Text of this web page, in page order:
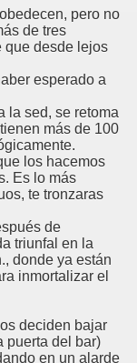
pero no
de tres
que desde lejos
esperado a
la sed, se retoma
más de 100
los hacemos
Es lo más
te tronzaras
de
triunfal en la
donde ya están
inmortalizar el
deciden bajar
puerta del bar)
en un alarde